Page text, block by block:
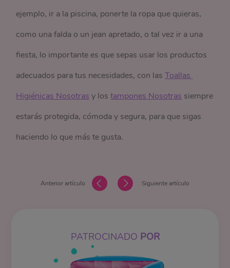
ejemplo, ir a la piscina, ponerte la ropa que quieras,
como una falda o un jean apretado, o tal vez ir a una
fiesta, lo importante es que sepas usar los productos
adecuados para tus necesidades, con lasToallas
Higiénicas Nosotras y lostampones Nosotras siempre
estarás protegida, cómoda y segura, para que sigas
haciendo lo que más te gusta.
Anterior artículo Siguiente artículo
PATROCINADO POR